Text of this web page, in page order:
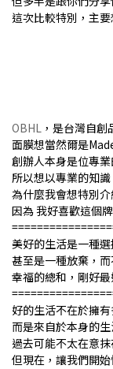
這次比較特別，主
OBHL ，是台灣自創
面膜想當然爾是
創辦人本身是位專
所以想以專業的知
為什麼我會想特別
因為 我好喜歡這個
美好的生活是一種
甚至是一種放棄，
幸福的總和，剛好
好的生活不在於擁
而是來自於本身的
過去可能不太在意
但現在，讓我們開